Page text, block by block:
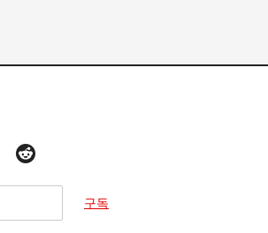
구독